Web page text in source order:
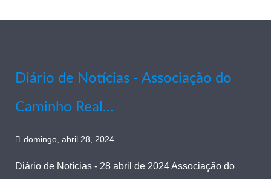
Diário de Notícias - Associação do
Caminho Real...
domingo, abril 28, 2024
Diário de Notícias - 28 abril de 2024 Associação do